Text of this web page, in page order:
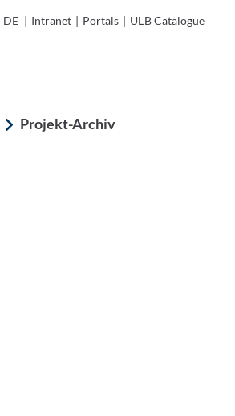
DE | Intranet | Portals | ULB Catalogue
Projekt-Archiv